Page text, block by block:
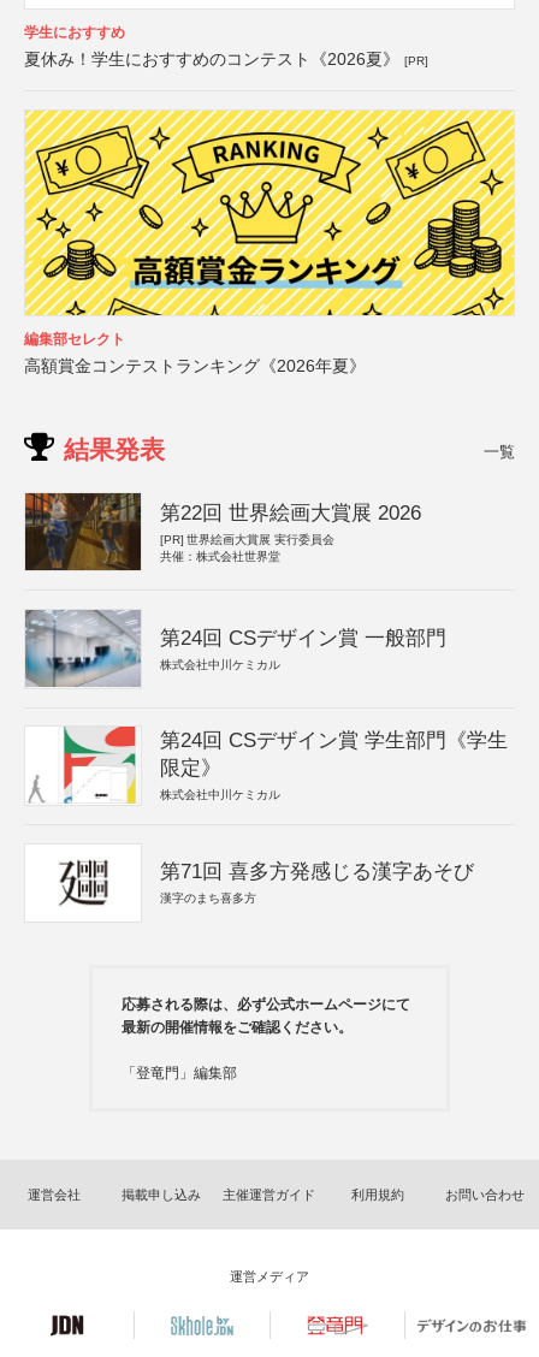
学生におすすめ
夏休み！学生におすすめのコンテスト《2026夏》 [PR]
編集部セレクト
高額賞金コンテストランキング《2026年夏》
結果発表 一覧
第22回 世界絵画大賞展 2026
[PR] 世界絵画大賞展 実行委員会
共催：株式会社世界堂
第24回 CSデザイン賞 一般部門
株式会社中川ケミカル
第24回 CSデザイン賞 学生部門《学生
限定》
株式会社中川ケミカル
第71回 喜多方発感じる漢字あそび
漢字のまち喜多方
応募される際は、必ず公式ホームページにて
最新の開催情報をご確認ください。
「登竜門」編集部
運営会社 掲載申し込み 主催運営ガイド 利用規約 お問い合わせ
運営メディア